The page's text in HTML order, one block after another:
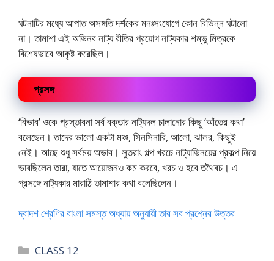
ঘটনাটির মধ্যে আপাত অসঙ্গতি দর্শকের মনঃসংযোগে কোন বিভিন্ন ঘটালো
না। তামাশা এই অভিনব নাট্য রীতির প্রয়োগ নাট্যকার শম্ভু মিত্রকে
বিশেষভাবে আকৃষ্ট করেছিল।
প্রসঙ্গ
‘বিভাব’ ওকে প্রস্তাবনা সর্ব বক্তার নাট্যদল চালানোর কিছু ‘আঁতের কথা’
বলেছেন। তাদের ভালো একটা মঞ্চ, সিনসিনারি, আলো, ঝালর, কিছুই
নেই। আছে শুধু সর্বময় অভাব। সুতরাং গল্প খরচে নাট্যাভিনয়ের প্রকল্প নিয়ে
ভাবছিলেন তারা, যাতে আয়োজনও কম করবে, খরচ ও হবে তথৈবচ। এ
প্রসঙ্গে নাট্যকার মারাঠি তামাশার কথা বলেছিলেন।
দ্বাদশ শ্রেণির বাংলা সমস্ত অধ্যায় অনুযায়ী তার সব প্রশ্নের উত্তর
Categories
CLASS 12